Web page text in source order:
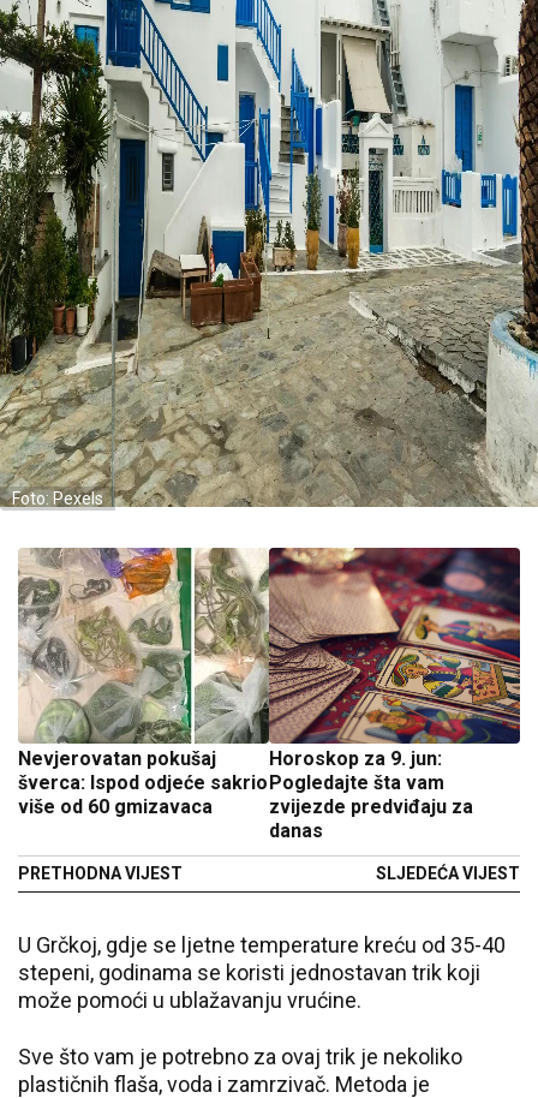
Foto: Pexels
Nevjerovatan pokušaj
šverca: Ispod odjeće sakrio
više od 60 gmizavaca
PRETHODNA VIJEST
Horoskop za 9. jun:
Pogledajte šta vam
zvijezde predviđaju za
danas
SLJEDEĆA VIJEST
U Grčkoj, gdje se ljetne temperature kreću od 35-40
stepeni, godinama se koristi jednostavan trik koji
može pomoći u ublažavanju vrućine.
Sve što vam je potrebno za ovaj trik je nekoliko
plastičnih flaša, voda i zamrzivač. Metoda je